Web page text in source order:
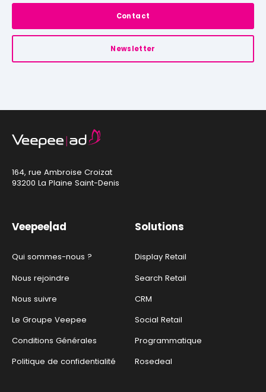
Contact
Newsletter
164, rue Ambroise Croizat
93200 La Plaine Saint-Denis
Veepee|ad
Qui sommes-nous ?
Nous rejoindre
Nous suivre
Le Groupe Veepee
Conditions Générales
Politique de confidentialité
Solutions
Display Retail
Search Retail
CRM
Social Retail
Programmatique
Rosedeal